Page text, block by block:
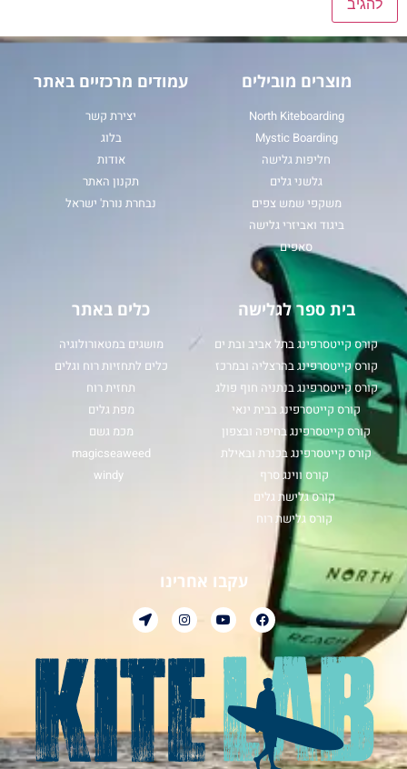
מוצרים מובילים
North Kiteboarding
Mystic Boarding
חליפות גלישה
גלשני גלים
משקפי שמש צפים
ביגוד ואביזרי גלישה
סאפים
עמודים מרכזיים באתר
יצירת קשר
בלוג
אודות
תקנון האתר
נבחרת נורת' ישראל
בית ספר לגלישה
קורס קייטסרפינג בתל אביב ובת ים
קורס קייטסרפינג בהרצליה ובמרכז
קורס קייטסרפינג בנתניה חוף פולג
קורס קייטסרפינג בבית ינאי
קורס קייטסרפינג בחיפה ובצפון
קורס קייטסרפינג בכנרת ובאילת
קורס ווינג סרף
קורס גלישת גלים
קורס גלישת רוח
כלים באתר
מושגים במטאורולוגיה
כלים לתחזיות רוח וגלים
תחזית רוח
מפת גלים
מכמ גשם
magicseaweed
windy
עקבו אחרינו